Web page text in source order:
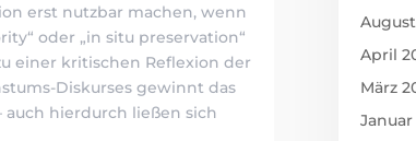
erst nutzbar machen, wenn
oder „in situ preservation“
einer kritischen Reflexion der
Diskurses gewinnt das
hierdurch ließen sich
April
März
Januar